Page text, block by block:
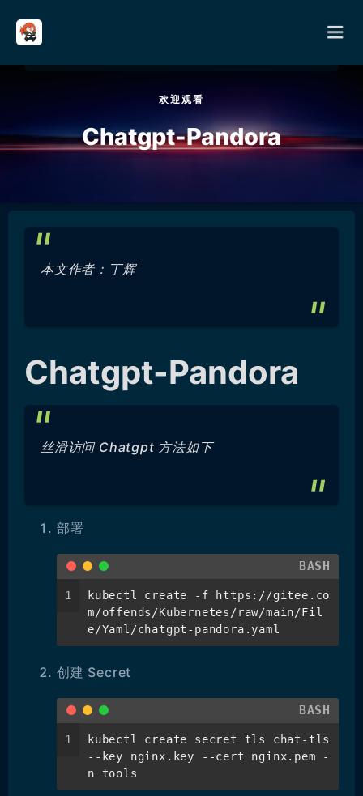
分类
欢迎观看
Chatgpt-Pandora
本文作者：丁辉
Chatgpt-Pandora
丝滑访问 Chatgpt 方法如下
部署
BASH
1
kubectl create -f https://gitee.co
m/offends/Kubernetes/raw/main/Fil
e/Yaml/chatgpt-pandora.yaml
创建 Secret
BASH
1
kubectl create secret tls chat-tls
--key nginx.key --cert nginx.pem -
n tools